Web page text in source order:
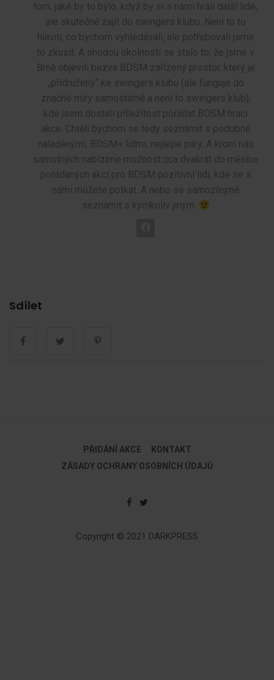
tom, jaké by to bylo, když by si s námi hráli další lidé,
ale skutečně zajít do swingers klubu. Není to to
hlavní, co bychom vyhledávali, ale potřebovali jsme
to zkusit. A shodou okolností se stalo to, že jsme v
Brně objevili bezva BDSM zařízený prostor, který je
„přidružený“ ke swingers klubu (ale funguje do
značné míry samostatně a není to swingers klub),
kde jsem dostali příležitost pořádat BDSM hrací
akce. Chtěli bychom se tedy seznámit s podobně
naladěnými, BDSM+ lidmi, nejlépe páry. A krom nás
samotných nabízíme možnost cca dvakrát do měsíce
pořádaných akcí pro BDSM pozitivní lidi, kde se s
námi můžete potkat. A nebo se samozřejmě
seznámit s kýmkoliv jiným.
Sdílet
PŘIDÁNÍ AKCE
KONTAKT
ZÁSADY OCHRANY OSOBNÍCH ÚDAJŮ
Copyright © 2021 DARKPRESS